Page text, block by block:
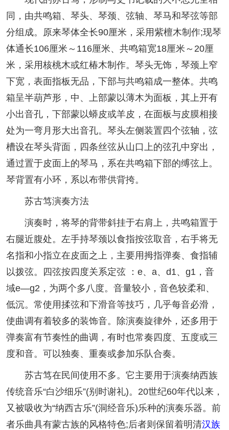
同，由共鸣箱、琴头、琴颈、弦轴、琴马和琴弦等部
分组成。原来琴体全长90厘米，采用紫檀木制作;现琴
体通长106厘米～116厘米、共鸣箱宽18厘米～20厘
米，采用核桃木或红椿木制作。琴头无饰，琴颈上窄
下宽，表面指板无品，下部与共鸣箱成一整体。共鸣
箱呈半葫芦形，中、上部蒙以薄木为面板，其上开有
小出音孔，下部蒙以蟒皮或羊皮，在面板与皮膜相接
处为一弯月形大出音孔。琴头左侧装置四个弦轴，弦
槽设在琴头背面，四条丝弦从山口上的弦孔中穿出，
通过置于皮面上的琴马，系在共鸣箱下部的缚弦上。
琴背置有小环，系以布带供背挎。
苏古笃演奏方法
演奏时，将琴的背带斜挂于右肩上，共鸣箱置于
右腿近腹处。左手持琴颈以食指按弦取音，右手将无
名指和小指立在皮面之上，主要用拇指弹奏、食指辅
以拨弦。四弦按四度关系定弦 ：e、a、d1、g1，音
域e—g2，为两个多八度。音量较小，音色较柔和、
低沉。常使用揉弦和下滑音等技巧，几乎每音必滑，
使曲调有着较多的装饰音。除演奏旋律外，还多用于
弹奏富有节奏性的曲调，有时也常奏四度、五度或三
度和音。可以独奏、重奏或参加乐队合奏。
苏古笃在民间使用不多。它主要用于演奏纳西族
传统音乐“白沙细乐”(别时谢礼)。20世纪60年代以来，
又被吸收为“纳西古乐”(洞经音乐)乐种的演奏乐器。前
者乐曲具有蒙古族的风格特色;后者则保留着明清汉族